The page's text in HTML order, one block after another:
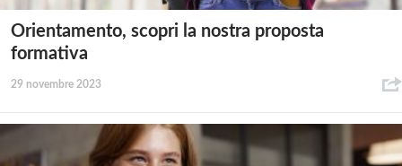
Orientamento, scopri la nostra proposta
formativa
29 novembre 2023